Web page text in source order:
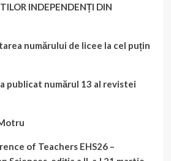
INDEPENDENȚI DIN
numărului de licee la cel puțin
publicat numărul 13 al revistei
of Teachers EHS26 –